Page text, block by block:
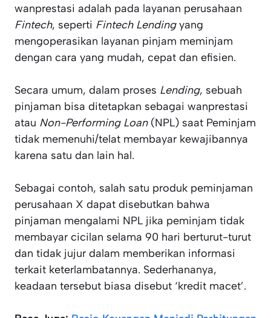
wanprestasi adalah pada layanan perusahaan
Fintech, seperti Fintech Lendingyang
mengoperasikan layanan pinjam meminjam
dengan cara yang mudah, cepat dan efisien.
Secara umum, dalam proses Lending, sebuah
pinjaman bisa ditetapkan sebagai wanprestasi
atau Non-Performing Loan(NPL) saat Peminjam
tidak memenuhi/telat membayar kewajibannya
karena satu dan lain hal.
Sebagai contoh, salah satu produk peminjaman
perusahaan X dapat disebutkan bahwa
pinjaman mengalami NPL jika peminjam tidak
membayar cicilan selama 90 hari berturut-turut
dan tidak jujur dalam memberikan informasi
terkait keterlambatannya. Sederhananya,
keadaan tersebut biasa disebut ‘kredit macet’.